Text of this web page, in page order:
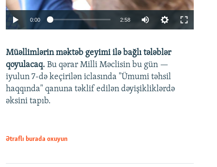
0:00 2:58
360p
480p
720p
Müəllimlərin məktəb geyimi ilə bağlı tələblər
qoyulacaq. Bu qərar Milli Məclisin bu gün —
iyulun 7-də keçirilən iclasında "Ümumi təhsil
haqqında" qanuna təklif edilən dəyişikliklərdə
əksini tapıb.
Ətraflı burada oxuyun